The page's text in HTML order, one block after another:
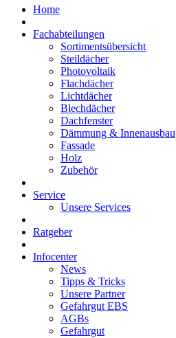
Home
Fachabteilungen
Sortimentsübersicht
Steildächer
Photovoltaik
Flachdächer
Lichtdächer
Blechdächer
Dachfenster
Dämmung & Innenausbau
Fassade
Holz
Zubehör
Service
Unsere Services
Ratgeber
Infocenter
News
Tipps & Tricks
Unsere Partner
Gefahrgut EBS
AGBs
Gefahrgut